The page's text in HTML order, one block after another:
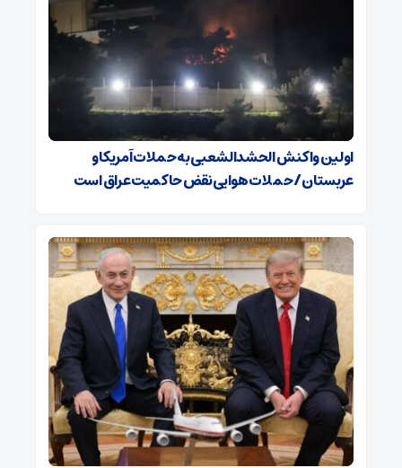
اولین واکنش الحشدالشعبی به حملات آمریکا و
عربستان / حملات هوایی نقض حاکمیت عراق است